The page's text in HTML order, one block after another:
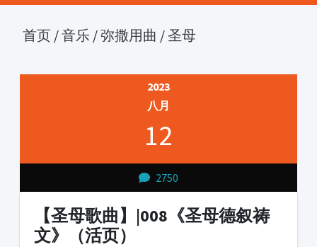
首页 /音乐 /弥撒用曲 /圣母
2023
八月
12
2750
【圣母歌曲】|008《圣母德叙祷
文》（活页）